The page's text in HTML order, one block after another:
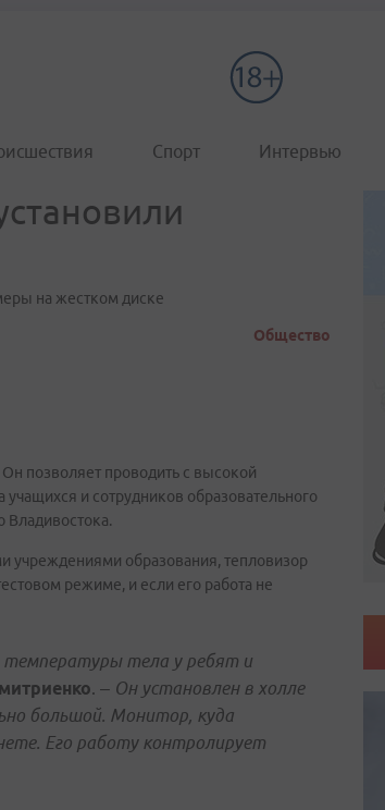
Спорт Интервью
на жестком диске
Общество
позволяет проводить с высокой
и сотрудников образовательного
учреждениями образования, тепловизор
режиме, и если его работа не
температуры тела у ребят и
. – Он установлен в холле
большой. Монитор, куда
Его работу контролирует